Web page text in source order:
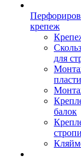
крепеж
для
балок